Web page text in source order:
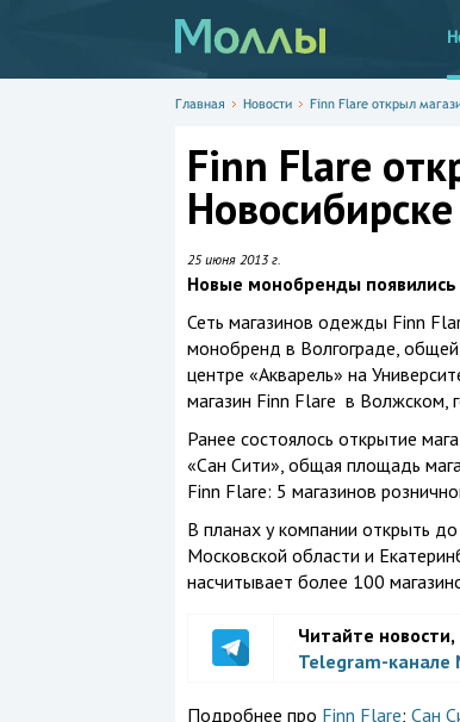
Главная Новости Finn Flare открыл
Finn Flare
Новосибирске
25 июня 2013 г.
Новые монобренды
Сеть магазинов одежды Finn
монобренд в Волгограде,
центре «Акварель» на
магазин Finn Flare в Волжском,
Ранее состоялось открытие
«Сан Сити», общая площадь
Finn Flare: 5 магазинов
В планах у компании открыть
Московской области и
насчитывает более 100
Читайте
Telegram-канале
Подробнее про Finn Flare; Сан